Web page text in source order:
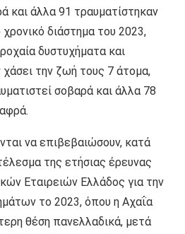
και άλλα 91 τραυματίστηκαν
διάστημα του 2023,
δυστυχήματα και
την ζωή τους 7 άτομα,
σοβαρά και άλλα 78
να επιβεβαιώσουν, κατά
της ετήσιας έρευνας
Εταιρειών Ελλάδος για την
το 2023, όπου η Αχαΐα
θέση πανελλαδικά, μετά